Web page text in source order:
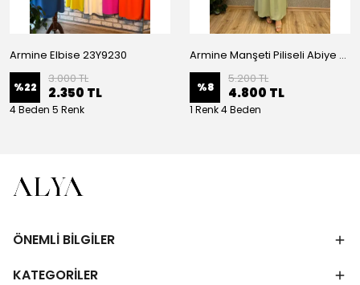
Armine Elbise 23Y9230
%22
3.000 TL
2.350 TL
4 Beden 5 Renk
Armine Manşeti Piliseli Abiye Elbise 23Y9617
%8
5.200 TL
4.800 TL
1 Renk 4 Beden
ÖNEMLİ BİLGİLER
KATEGORİLER